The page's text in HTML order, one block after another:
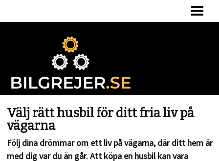
BILSKATT VID ÄGARBYTE
Välj rätt husbil för ditt fria liv på
vägarna
Följ dina drömmar om ett liv på vägarna, där ditt hem är
med dig var du än går. Att köpa en husbil kan vara